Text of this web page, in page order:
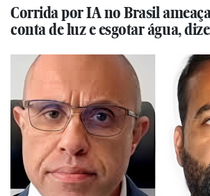
Corrida por IA no Brasil
conta de luz e esgotar água,